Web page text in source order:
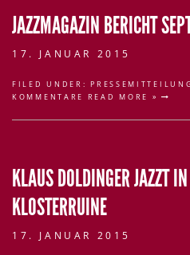
JAZZMAGAZIN BERICHT
17. JANUAR 2015
FILED UNDER:
KOMMENTARE
READ MORE »
KLAUS DOLDINGER JAZZT
KLOSTERRUINE
17. JANUAR 2015